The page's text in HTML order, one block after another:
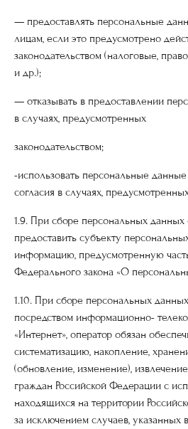
— предоставлять персональные
лицам, если это предусмотрено
законодательством (налоговые,
и др.);
— отказывать в предоставлении
в случаях, предусмотренных
законодательством;
-использовать персональные
согласия в случаях,
1.9. При сборе персональных данных
предоставить субъекту
информацию, предусмотренную
Федерального закона «О
1.10. При сборе персональных
посредством информационно-
«Интернет», оператор обязан
систематизацию, накопление,
(обновление, изменение),
граждан Российской Федерации с
находящихся на территории
за исключением случаев, указанных в